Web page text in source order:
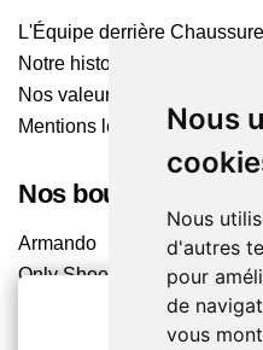
Nous
Nous
d'autres
pour
de
vous
L'Équipe derrière
Notre histoire
Nos valeurs
Mentions légales
Nos boutiques
Armando
Only Shoes